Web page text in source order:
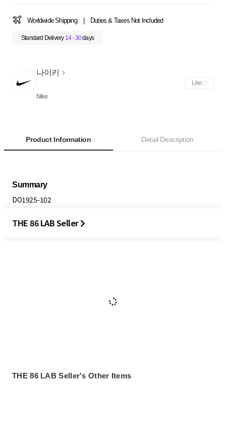
Worldwide Shipping Duties & Taxes Not Included
Standard Delivery 14 - 30days
나이키
Nike
Like
Product Information Detail Description
Summary
DO1925-102
THE 86 LAB Seller
THE 86 LAB Seller's Other Items